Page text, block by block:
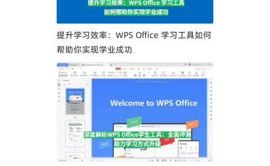
提升学习效率：WPS Office 学习工具如何
帮助你实现学业成功